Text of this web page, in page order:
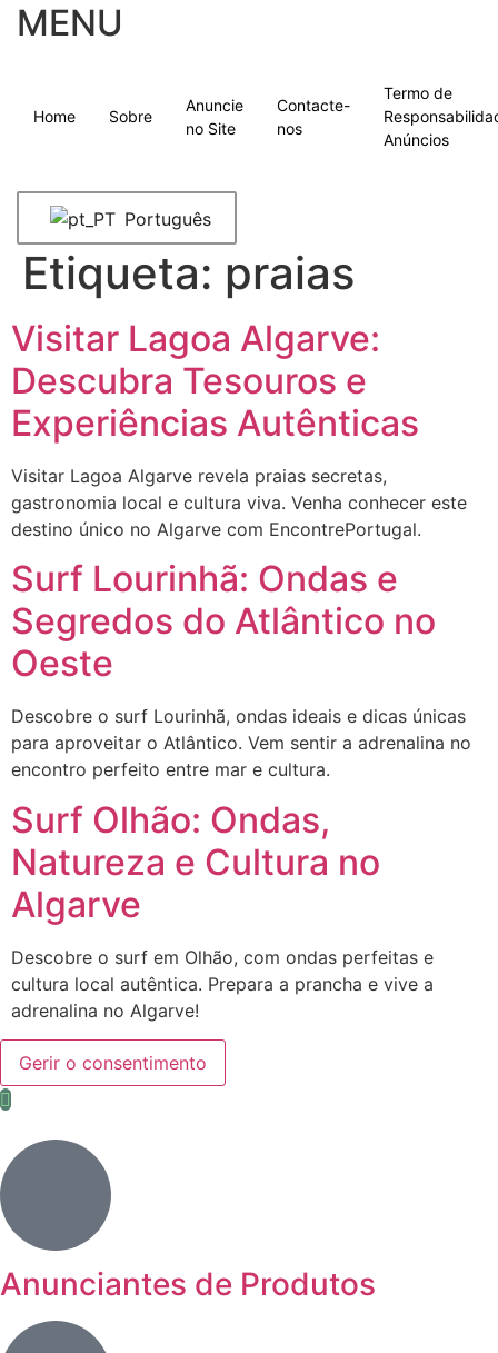
MENU
Home Sobre
Anuncie
no Site
Contacte-
nos
Termo de
Anúncios
Português
Etiqueta: praias
Visitar Lagoa Algarve:
Descubra Tesouros e
Experiências Autênticas
Visitar Lagoa Algarve revela praias secretas,
gastronomia local e cultura viva. Venha conhecer este
destino único no Algarve com EncontrePortugal.
Surf Lourinhã: Ondas e
Segredos do Atlântico no
Oeste
Descobre o surf Lourinhã, ondas ideais e dicas únicas
para aproveitar o Atlântico. Vem sentir a adrenalina no
encontro perfeito entre mar e cultura.
Surf Olhão: Ondas,
Natureza e Cultura no
Algarve
Descobre o surf em Olhão, com ondas perfeitas e
cultura local autêntica. Prepara a prancha e vive a
adrenalina no Algarve!
Gerir o consentimento
Anunciantes de Produtos